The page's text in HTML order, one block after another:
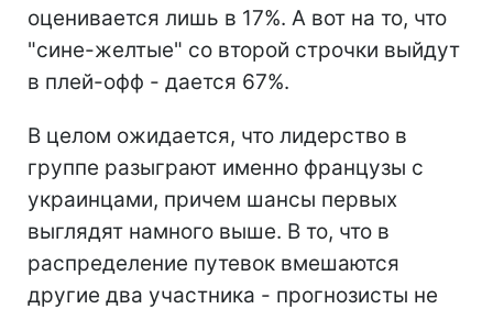
оценивается лишь в 17%. А вот на то, что
"сине-желтые" со второй строчки выйдут
в плей-офф - дается 67%.
В целом ожидается, что лидерство в
группе разыграют именно французы с
украинцами, причем шансы первых
выглядят намного выше. В то, что в
распределение путевок вмешаются
другие два участника - прогнозисты не